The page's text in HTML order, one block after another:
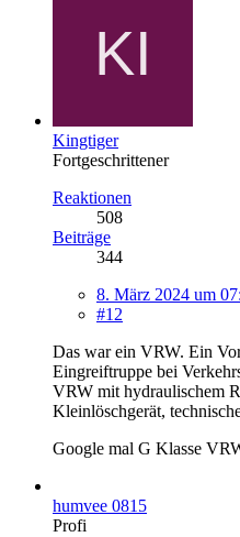
Kingtiger
Fortgeschrittener
Reaktionen
508
Beiträge
344
8. März 2024 um
#12
Das war ein VRW. Ein
Eingreiftruppe bei
VRW mit hydraulischem
Kleinlöschgerät,
Google mal G Klasse
humvee 0815
Profi